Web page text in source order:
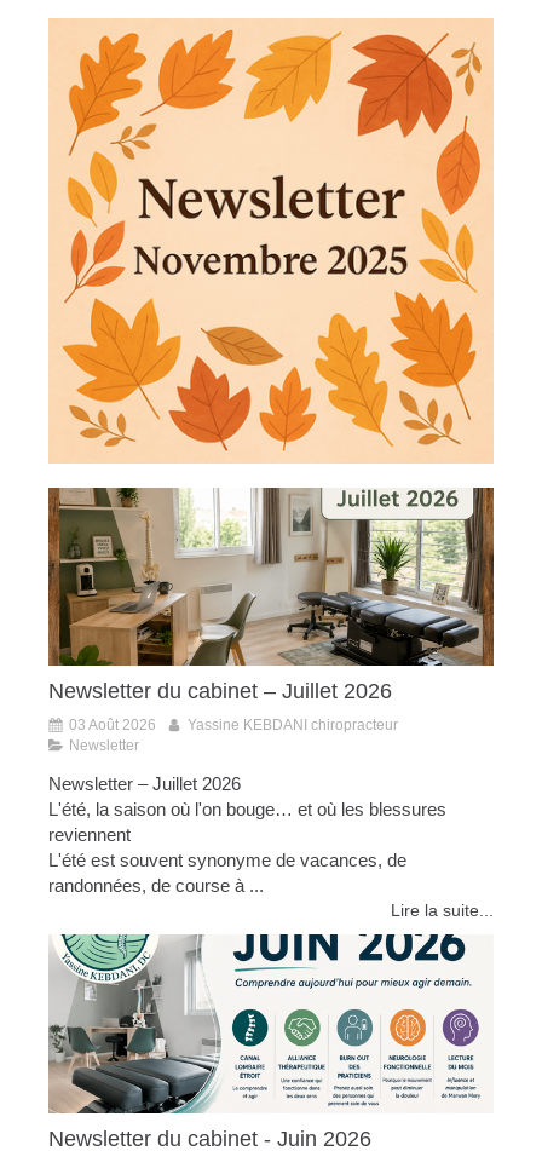
Newsletter du cabinet – Juillet 2026
03 Août 2026
Yassine KEBDANI chiropracteur
Newsletter
Newsletter – Juillet 2026
L'été, la saison où l'on bouge… et où les blessures
reviennent
L'été est souvent synonyme de vacances, de
randonnées, de course à ...
Lire la suite...
Newsletter du cabinet - Juin 2026